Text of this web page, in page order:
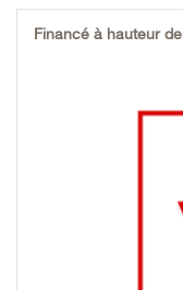
Financé à hauteur de